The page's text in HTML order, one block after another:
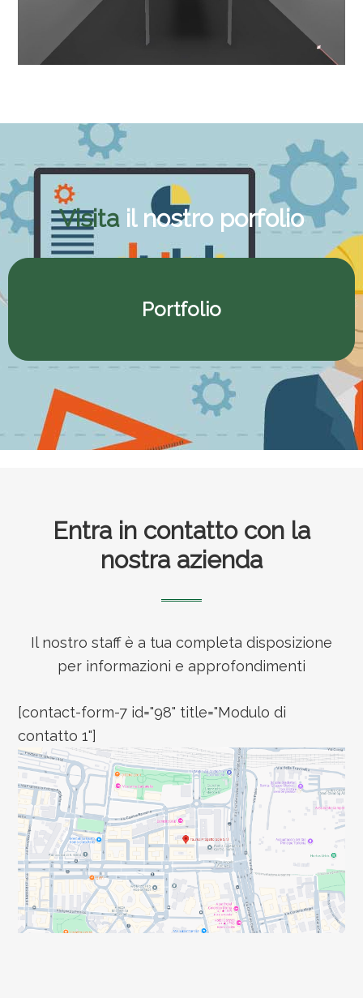
Visitail nostro porfolio
Portfolio
FooterEntra in contatto con la
nostra azienda
Il nostro staff è a tua completa disposizione
per informazioni e approfondimenti
[contact-form-7 id="98" title="Modulo di
contatto 1"]